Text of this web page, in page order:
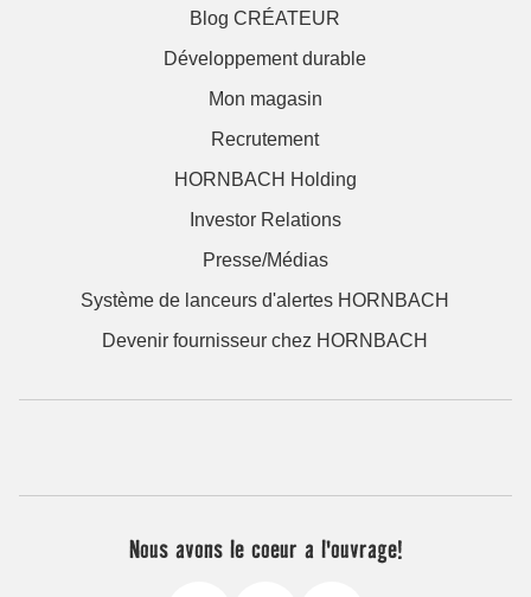
Blog CRÉATEUR
Développement durable
Mon magasin
Recrutement
HORNBACH Holding
Investor Relations
Presse/Médias
Système de lanceurs d'alertes HORNBACH
Devenir fournisseur chez HORNBACH
Nous avons le coeur a l'ouvrage!